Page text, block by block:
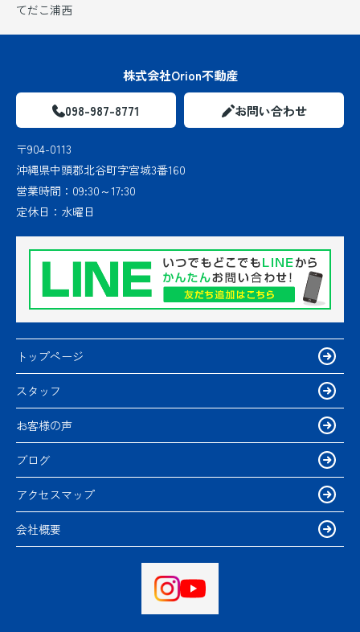
てだこ浦西
株式会社Orion不動産
098-987-8771 お問い合わせ
〒904-0113
沖縄県中頭郡北谷町字宮城3番160
営業時間： 09:30～17:30
定休日： 水曜日
トップページ
スタッフ
お客様の声
ブログ
アクセスマップ
会社概要